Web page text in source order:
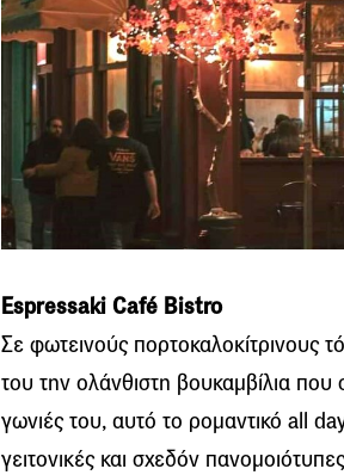
Espressaki Café Bistro
Σε φωτεινούς πορτοκαλοκίτρινους
του την ολάνθιστη βουκαμβίλια που
γωνιές του, αυτό το ρομαντικό all
γειτονικές και σχεδόν